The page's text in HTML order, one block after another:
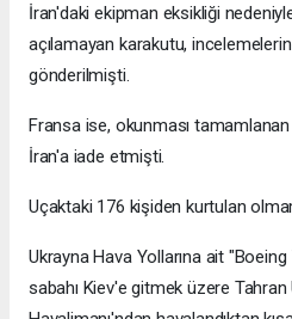
İran'daki ekipman eksikliği
açılamayan karakutu,
gönderilmişti.
Fransa ise, okunması
İran'a iade etmişti.
Uçaktaki 176 kişiden kurtulan
Ukrayna Hava Yollarına ait
sabahı Kiev'e gitmek üzere